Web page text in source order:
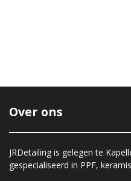
Over ons
JRDetailing is gelegen te
gespecialiseerd in PPF,